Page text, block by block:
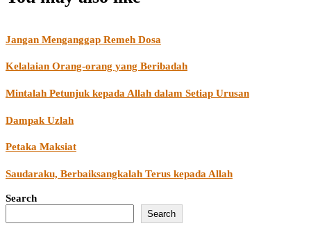
Jangan Menganggap Remeh Dosa
Kelalaian Orang-orang yang Beribadah
Mintalah Petunjuk kepada Allah dalam Setiap Urusan
Dampak Uzlah
Petaka Maksiat
Saudaraku, Berbaiksangkalah Terus kepada Allah
Search
Search